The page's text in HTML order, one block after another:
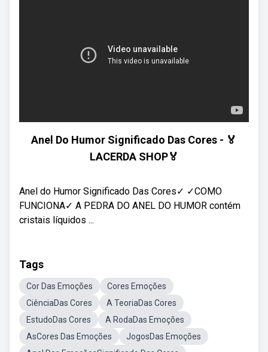
Anel Do Humor Significado Das Cores - 🏅
LACERDA SHOP🏅
Anel do Humor Significado Das Cores✓ ✓COMO
FUNCIONA✓ A PEDRA DO ANEL DO HUMOR contém
cristais líquidos ...
Tags
Cor Das Emoções
Cores Emoções
CiênciaDas Cores
A TeoriaDas Cores
EstudoDas Cores
A RodaDas Emoções
AsCores Das Emoções
JogosDas Emoções